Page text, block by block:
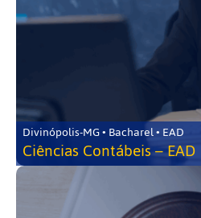
Divinópolis-MG • Bacharel • EAD
Ciências Contábeis – EAD